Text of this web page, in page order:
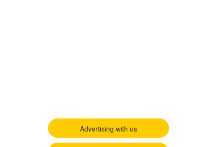
Advertising with us